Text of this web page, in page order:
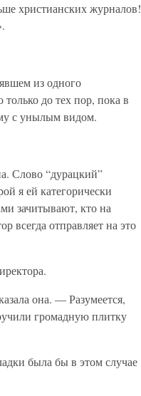
христианских журналов!
из одного
до тех пор, пока в
с унылым видом.
Слово “дурацкий”
я ей категорически
зачитывают, кто на
всегда отправляет на это
она. — Разумеется,
громадную плитку
была бы в этом случае